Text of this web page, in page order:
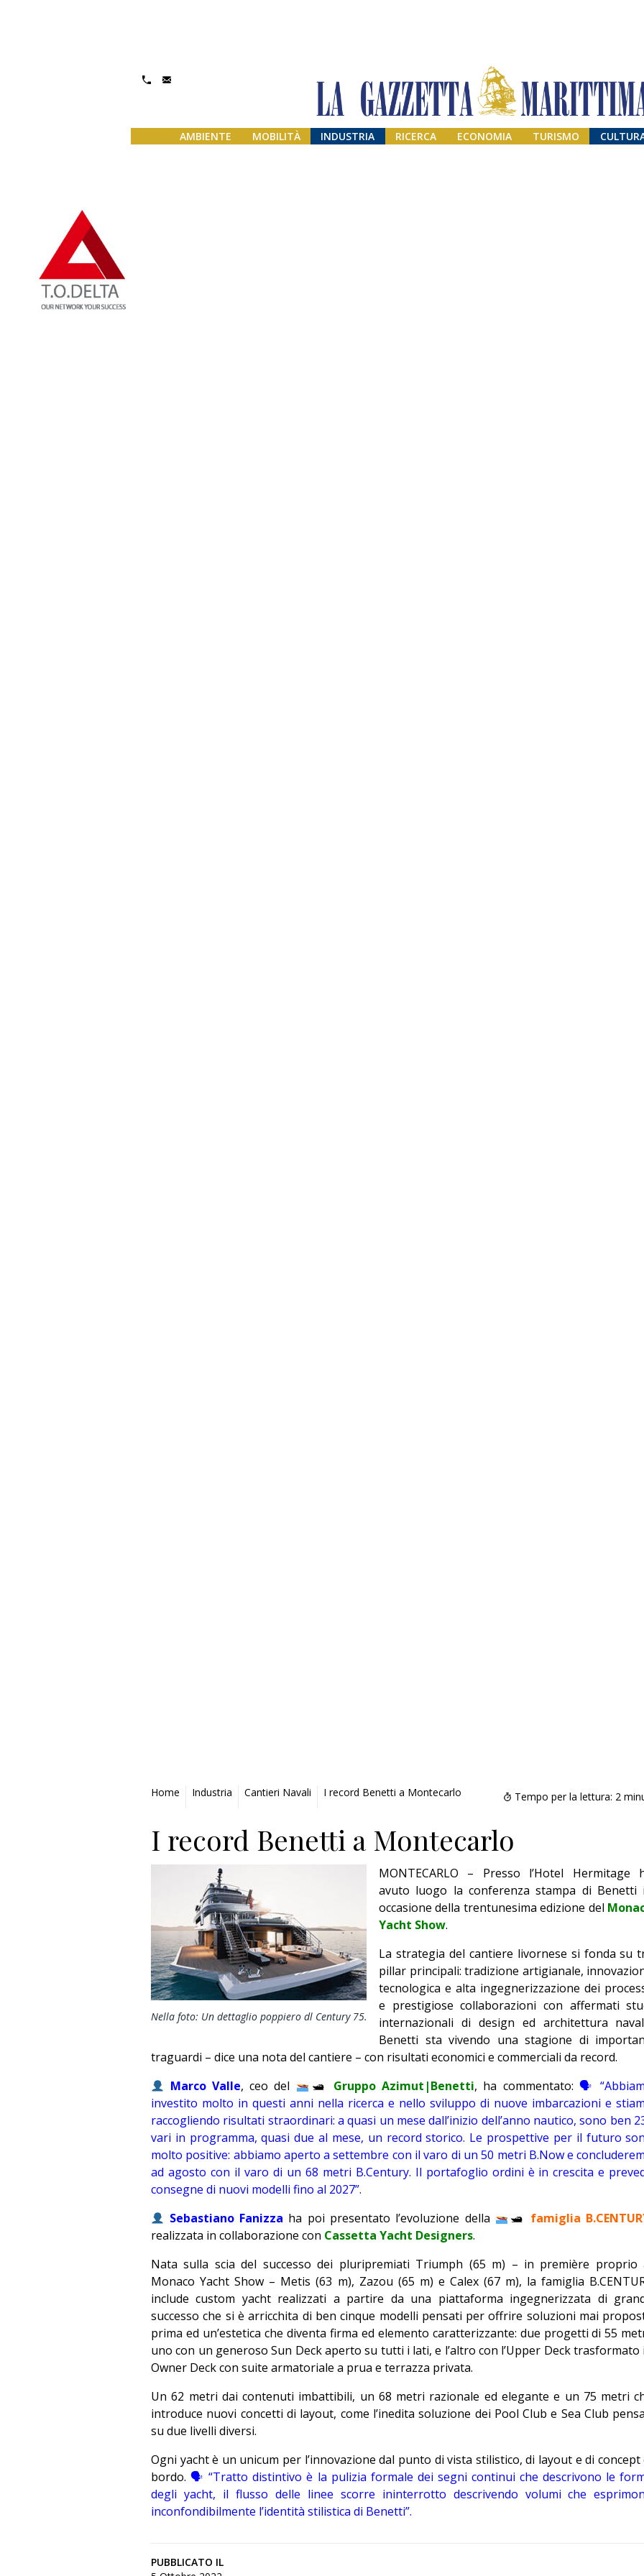
AMBIENTE MOBILITÀ INDUSTRIA RICERCA ECONOMIA TURISMO
Home Industria Cantieri Navali I record Benetti a Montecarlo Tempo per la lettura: 2
I record Benetti a Montecarlo
Nella foto: Un dettaglio poppiero dl Century 75.
MONTECARLO – Presso l’Hotel Hermitage
avuto luogo la conferenza stampa di Benetti
occasione della trentunesima edizione del
Yacht Show.
La strategia del cantiere livornese si fonda su
pillar principali: tradizione artigianale,
tecnologica e alta ingegnerizzazione dei
e prestigiose collaborazioni con affermati
internazionali di design ed architettura
Benetti sta vivendo una stagione di
traguardi – dice una nota del cantiere – con risultati economici e commerciali da record.
Marco Valle, ceo del 🛥 Gruppo Azimut|Benetti, ha commentato: 🗣
investito molto in questi anni nella ricerca e nello sviluppo di nuove imbarcazioni e
raccogliendo risultati straordinari: a quasi un mese dall’inizio dell’anno nautico, sono ben
vari in programma, quasi due al mese, un record storico. Le prospettive per il futuro
molto positive: abbiamo aperto a settembre con il varo di un 50 metri B.Now e
ad agosto con il varo di un 68 metri B.Century. Il portafoglio ordini è in crescita e
consegne di nuovi modelli fino al 2027”.
Sebastiano Fanizza ha poi presentato l’evoluzione della 🛥 famiglia
realizzata in collaborazione con Cassetta Yacht Designers.
Nata sulla scia del successo dei pluripremiati Triumph (65 m) – in première proprio
Monaco Yacht Show – Metis (63 m), Zazou (65 m) e Calex (67 m), la famiglia
include custom yacht realizzati a partire da una piattaforma ingegnerizzata di
successo che si è arricchita di ben cinque modelli pensati per offrire soluzioni mai
prima ed un’estetica che diventa firma ed elemento caratterizzante: due progetti di 55
uno con un generoso Sun Deck aperto su tutti i lati, e l’altro con l’Upper Deck trasformato
Owner Deck con suite armatoriale a prua e terrazza privata.
Un 62 metri dai contenuti imbattibili, un 68 metri razionale ed elegante e un 75 metri
introduce nuovi concetti di layout, come l’inedita soluzione dei Pool Club e Sea Club
su due livelli diversi.
Ogni yacht è un unicum per l’innovazione dal punto di vista stilistico, di layout e di concept
bordo.🗣“Tratto distintivo è la pulizia formale dei segni continui che descrivono le
degli yacht, il flusso delle linee scorre ininterrotto descrivendo volumi che
inconfondibilmente l’identità stilistica di Benetti”.
PUBBLICATO IL
Editoriale